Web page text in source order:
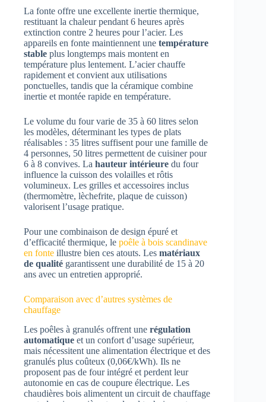
La fonte offre une excellente inertie thermique,
restituant la chaleur pendant 6 heures après
extinction contre 2 heures pour l’acier. Les
appareils en fonte maintiennent une température
stable plus longtemps mais montent en
température plus lentement. L’acier chauffe
rapidement et convient aux utilisations
ponctuelles, tandis que la céramique combine
inertie et montée rapide en température.
Le volume du four varie de 35 à 60 litres selon
les modèles, déterminant les types de plats
réalisables : 35 litres suffisent pour une famille de
4 personnes, 50 litres permettent de cuisiner pour
6 à 8 convives. La hauteur intérieure du four
influence la cuisson des volailles et rôtis
volumineux. Les grilles et accessoires inclus
(thermomètre, lèchefrite, plaque de cuisson)
valorisent l’usage pratique.
Pour une combinaison de design épuré et
d’efficacité thermique, le poêle à bois scandinave
en fonte illustre bien ces atouts. Les matériaux
de qualité garantissent une durabilité de 15 à 20
ans avec un entretien approprié.
Comparaison avec d’autres systèmes de
chauffage
Les poêles à granulés offrent une régulation
automatique et un confort d’usage supérieur,
mais nécessitent une alimentation électrique et des
granulés plus coûteux (0,06€/kWh). Ils ne
proposent pas de four intégré et perdent leur
autonomie en cas de coupure électrique. Les
chaudières bois alimentent un circuit de chauffage